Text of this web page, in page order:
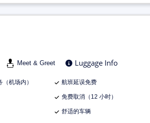
Meet & Greet Luggage Info
机场内） 航班延误免费
免费取消（12 小时）
舒适的车辆